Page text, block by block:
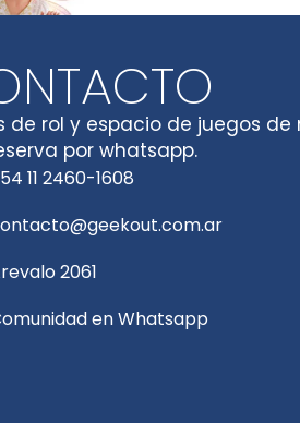
de rol y espacio de juegos
por whatsapp.
11 2460-1608
2061
en Whatsapp